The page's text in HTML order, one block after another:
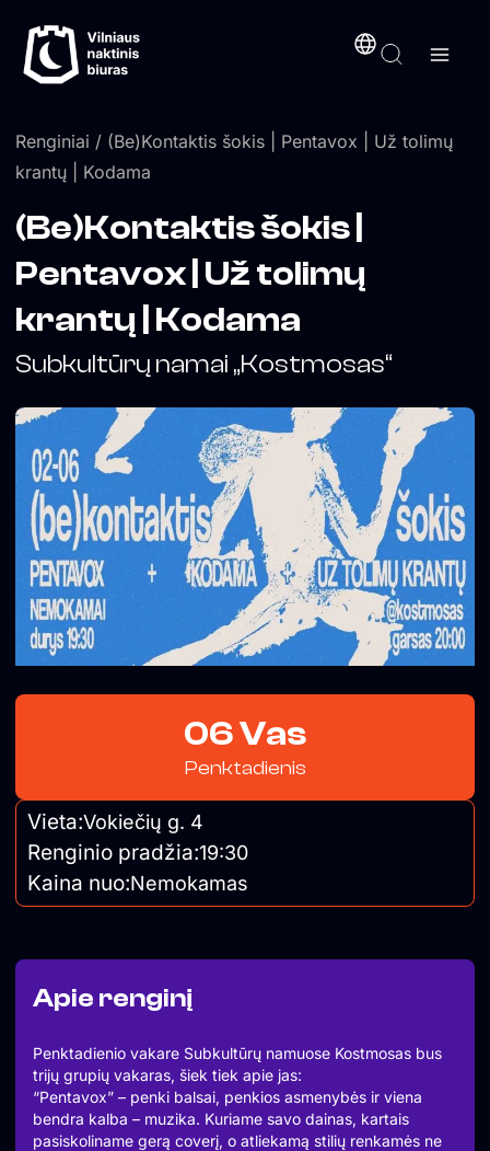
prie
turinio
Renginiai / (Be)Kontaktis šokis | Pentavox | Už tolimų
krantų | Kodama
Apie renginį
Penktadienio vakare Subkultūrų namuose Kostmosas bus
trijų grupių vakaras, šiek tiek apie jas:
“Pentavox” – penki balsai, penkios asmenybės ir viena
bendra kalba – muzika. Kuriame savo dainas, kartais
pasiskoliname gerą coverį, o atliekamą stilių renkamės ne
(Be)Kontaktis šokis |
Pentavox | Už tolimų
krantų | Kodama
Subkultūrų namai „Kostmosas“
06 Vas
Penktadienis
Vieta:Vokiečių g. 4
Renginio pradžia:19:30
Kaina nuo:Nemokamas